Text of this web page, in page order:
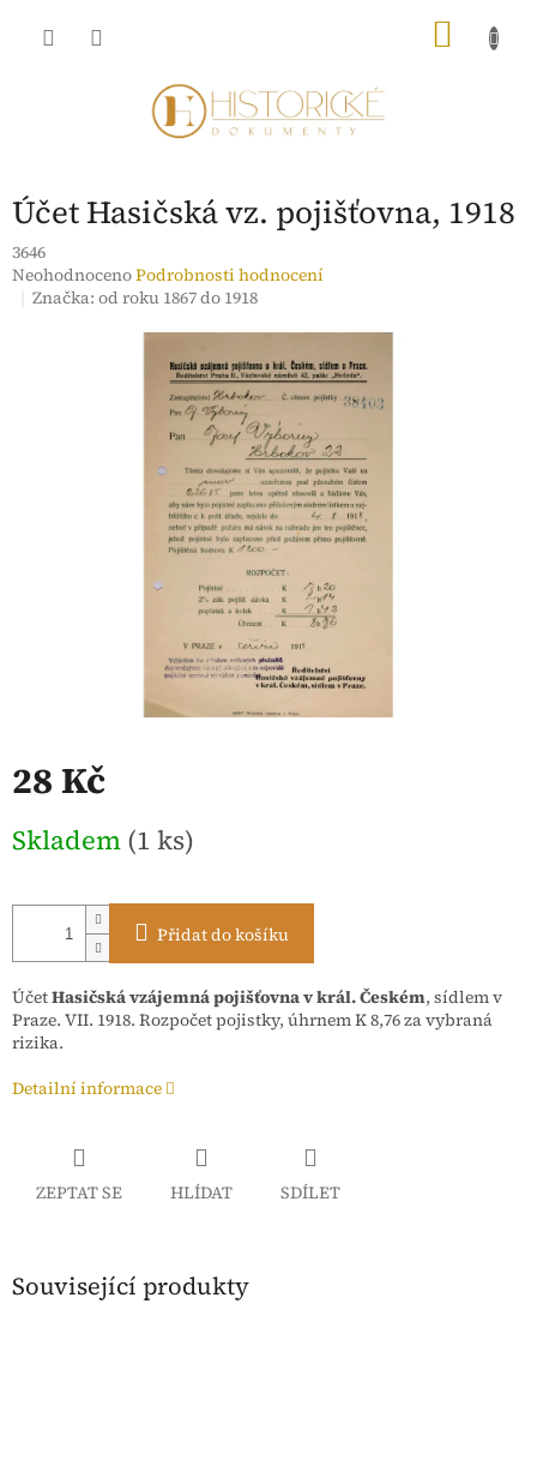
Účet Hasičská vz. pojišťovna, 1918
3646
Průměrné
hodnocení
NeohodnocenoPodrobnosti hodnocení
Značka:od roku 1867 do 1918
28 Kč
cena:
Skladem (1 ks)
Přidat do košíku
ÚčetHasičská vzájemná pojišťovna v král. Českém, sídlem v
Praze. VII. 1918. Rozpočet pojistky, úhrnem K 8,76 za vybraná
rizika.
Detailní informace
ZEPTAT SE HLÍDAT SDÍLET
Související produkty